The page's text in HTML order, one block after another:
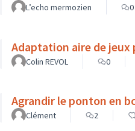
L’echo mermozien 0
Adaptation aire de jeux
Colin REVOL 0
Agrandir le ponton en
Clément 2